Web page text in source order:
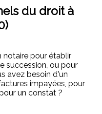
du droit à
notaire pour établir
succession, ou pour
avez besoin d'un
impayées, pour
un constat ?